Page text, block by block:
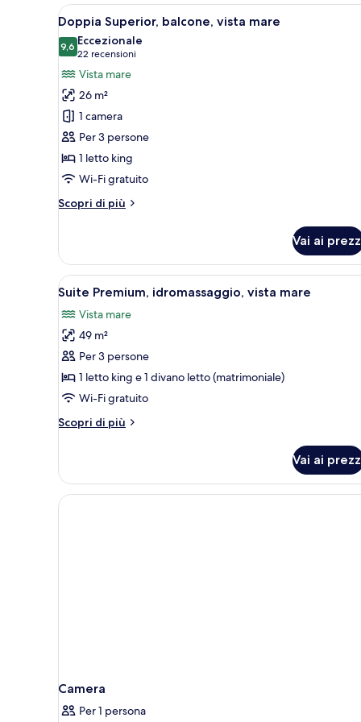
vista
cortile
matrimoniale
o
2
letti
singoli,
cortile
Apri
tutte
le
foto
per
Doppia
Superior,
balcone,
vista
mare
Un balcone con tavolo e
9
Doppia Superior, balcone, vista mare
9,69,6 su 10
Eccezionale
22 recensioni
(22
recensioni)
Vista mare
26 m²
1 camera
Per 3 persone
1 letto king
Wi-Fi gratuito
Scopri di più
Altri
Superior,
balcone,
vista
Vai ai
Apri
tutte
le
foto
per
Suite
Premium,
vista
Un bagno moderno con una
7
Suite Premium, idromassaggio, vista mare
Vista mare
49 m²
Per 3 persone
1 letto king e 1 divano letto (matrimoniale)
Wi-Fi gratuito
Scopri di più
Altri
Premium,
idromassaggio,
vista
Vai ai
Camera
Per 1 persona